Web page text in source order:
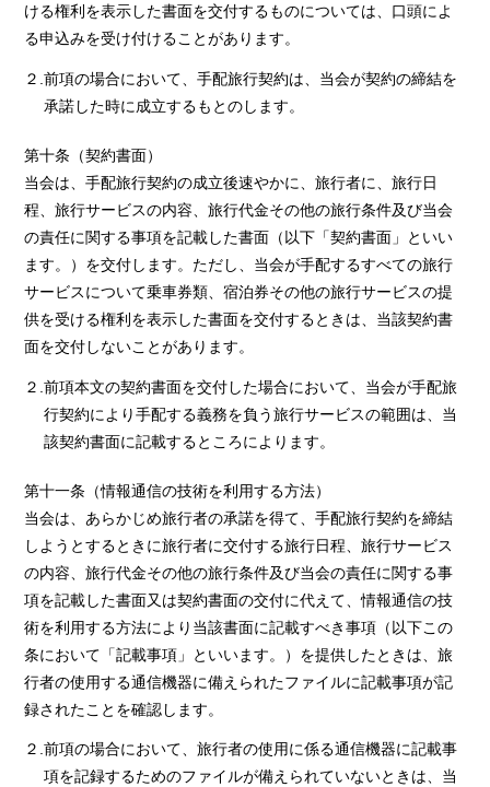
ける権利を表示した書面を交付するものについては、口頭によ
る申込みを受け付けることがあります。
２.前項の場合において、手配旅行契約は、当会が契約の締結を
承諾した時に成立するもとのします。
第十条（契約書面）
当会は、手配旅行契約の成立後速やかに、旅行者に、旅行日
程、旅行サービスの内容、旅行代金その他の旅行条件及び当会
の責任に関する事項を記載した書面（以下「契約書面」といい
ます。）を交付します。ただし、当会が手配するすべての旅行
サービスについて乗車券類、宿泊券その他の旅行サービスの提
供を受ける権利を表示した書面を交付するときは、当該契約書
面を交付しないことがあります。
２.前項本文の契約書面を交付した場合において、当会が手配旅
行契約により手配する義務を負う旅行サービスの範囲は、当
該契約書面に記載するところによります。
第十一条（情報通信の技術を利用する方法）
当会は、あらかじめ旅行者の承諾を得て、手配旅行契約を締結
しようとするときに旅行者に交付する旅行日程、旅行サービス
の内容、旅行代金その他の旅行条件及び当会の責任に関する事
項を記載した書面又は契約書面の交付に代えて、情報通信の技
術を利用する方法により当該書面に記載すべき事項（以下この
条において「記載事項」といいます。）を提供したときは、旅
行者の使用する通信機器に備えられたファイルに記載事項が記
録されたことを確認します。
２.前項の場合において、旅行者の使用に係る通信機器に記載事
項を記録するためのファイルが備えられていないときは、当